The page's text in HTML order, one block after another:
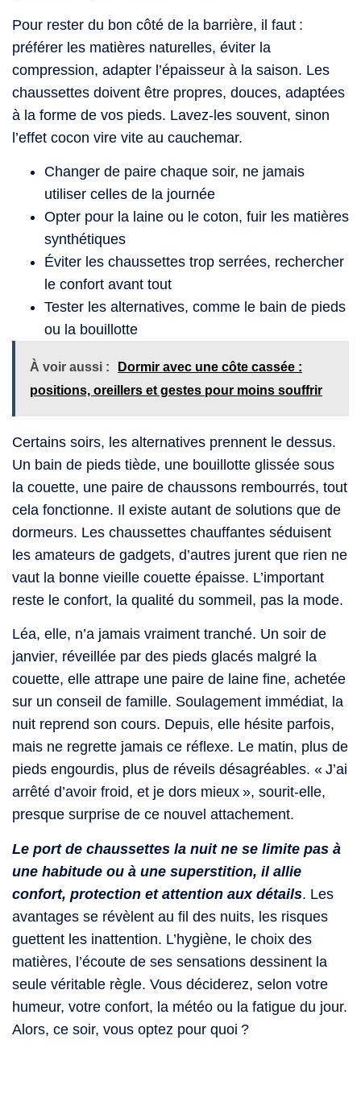
Pour rester du bon côté de la barrière, il faut :
préférer les matières naturelles, éviter la
compression, adapter l’épaisseur à la saison. Les
chaussettes doivent être propres, douces, adaptées
à la forme de vos pieds. Lavez-les souvent, sinon
l’effet cocon vire vite au cauchemar.
Changer de paire chaque soir, ne jamais
utiliser celles de la journée
Opter pour la laine ou le coton, fuir les matières
synthétiques
Éviter les chaussettes trop serrées, rechercher
le confort avant tout
Tester les alternatives, comme le bain de pieds
ou la bouillotte
À voir aussi :
Dormir avec une côte cassée :
positions, oreillers et gestes pour moins souffrir
Certains soirs, les alternatives prennent le dessus.
Un bain de pieds tiède, une bouillotte glissée sous
la couette, une paire de chaussons rembourrés, tout
cela fonctionne. Il existe autant de solutions que de
dormeurs. Les chaussettes chauffantes séduisent
les amateurs de gadgets, d’autres jurent que rien ne
vaut la bonne vieille couette épaisse. L’important
reste le confort, la qualité du sommeil, pas la mode.
Léa, elle, n’a jamais vraiment tranché. Un soir de
janvier, réveillée par des pieds glacés malgré la
couette, elle attrape une paire de laine fine, achetée
sur un conseil de famille. Soulagement immédiat, la
nuit reprend son cours. Depuis, elle hésite parfois,
mais ne regrette jamais ce réflexe. Le matin, plus de
pieds engourdis, plus de réveils désagréables. « J’ai
arrêté d’avoir froid, et je dors mieux », sourit-elle,
presque surprise de ce nouvel attachement.
Le port de chaussettes la nuit ne se limite pas à
une habitude ou à une superstition, il allie
confort, protection et attention aux détails. Les
avantages se révèlent au fil des nuits, les risques
guettent les inattention. L’hygiène, le choix des
matières, l’écoute de ses sensations dessinent la
seule véritable règle. Vous déciderez, selon votre
humeur, votre confort, la météo ou la fatigue du jour.
Alors, ce soir, vous optez pour quoi ?